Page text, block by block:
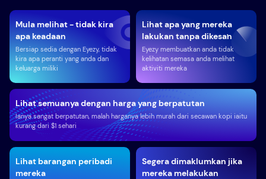
Mula melihat - tidak kira
apa keadaan
Bersiap sedia dengan Eyezy, tidak
kira apa peranti yang anda dan
keluarga miliki
Lihat apa yang mereka
lakukan tanpa dikesan
Eyezy membuatkan anda tidak
kelihatan semasa anda melihat
aktiviti mereka
Lihat barangan peribadi
mereka
Lihat semuanya dengan harga yang berpatutan
Ianya sangat berpatutan, malah harganya lebih murah dari secawan kopi iaitu
kurang dari $1 sehari
Segera dimaklumkan jika
mereka melakukan